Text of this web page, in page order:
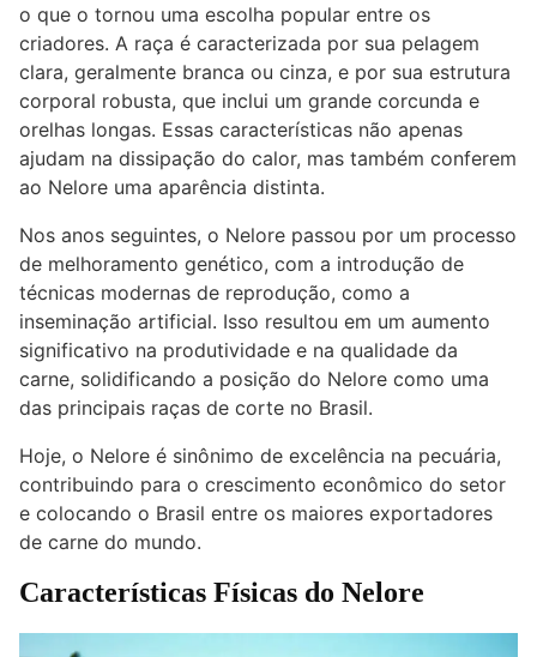
o que o tornou uma escolha popular entre os
criadores. A raça é caracterizada por sua pelagem
clara, geralmente branca ou cinza, e por sua estrutura
corporal robusta, que inclui um grande corcunda e
orelhas longas. Essas características não apenas
ajudam na dissipação do calor, mas também conferem
ao Nelore uma aparência distinta.
Nos anos seguintes, o Nelore passou por um processo
de melhoramento genético, com a introdução de
técnicas modernas de reprodução, como a
inseminação artificial. Isso resultou em um aumento
significativo na produtividade e na qualidade da
carne, solidificando a posição do Nelore como uma
das principais raças de corte no Brasil.
Hoje, o Nelore é sinônimo de excelência na pecuária,
contribuindo para o crescimento econômico do setor
e colocando o Brasil entre os maiores exportadores
de carne do mundo.
Características Físicas do Nelore